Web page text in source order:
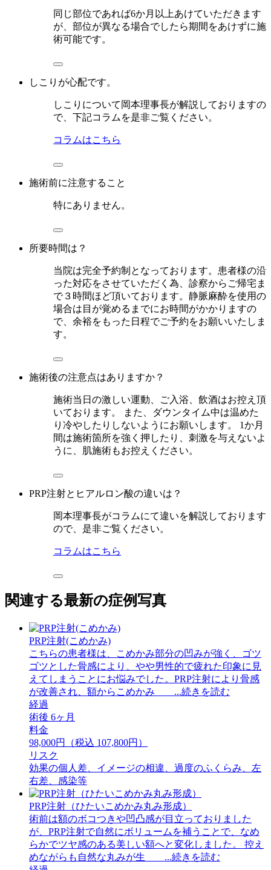
同じ部位であれば6か月以上あけていただきます
が、部位が異なる場合でしたら期間をあけずに施
術可能です。
しこりが心配です。
しこりについて岡本理事長が解説しておりますの
で、下記コラムを是非ご覧ください。
コラムはこちら
施術前に注意すること
特にありません。
所要時間は？
当院は完全予約制となっております。患者様の沿
った対応をさせていただく為、診察からご帰宅ま
で３時間ほど頂いております。静脈麻酔を使用の
場合は目が覚めるまでにお時間がかかりますの
で、余裕をもった日程でご予約をお願いいたしま
す。
施術後の注意点はありますか？
施術当日の激しい運動、ご入浴、飲酒はお控え頂
いております。 また、ダウンタイム中は温めた
り冷やしたりしないようにお願いします。 1か月
間は施術箇所を強く押したり、刺激を与えないよ
うに、肌施術もお控えください。
PRP注射とヒアルロン酸の違いは？
岡本理事長がコラムにて違いを解説しております
ので、是非ご覧ください。
コラムはこちら
関連する最新の症例写真
PRP注射(こめかみ)
こちらの患者様は、こめかみ部分の凹みが強く、ゴツ
ゴツとした骨感により、やや男性的で疲れた印象に見
えてしまうことにお悩みでした。PRP注射により骨感
が改善され、額からこめかみ ...続きを読む
経過
術後 6ヶ月
料金
98,000円（税込 107,800円）
リスク
効果の個人差、イメージの相違、過度のふくらみ、左
右差、感染等
PRP注射（ひたいこめかみ丸み形成）
術前は額のボコつきや凹凸感が目立っておりました
が、PRP注射で自然にボリュームを補うことで、なめ
らかでツヤ感のある美しい額へと変化しました。 ⁡控え
めながらも自然な丸みが生 ...続きを読む